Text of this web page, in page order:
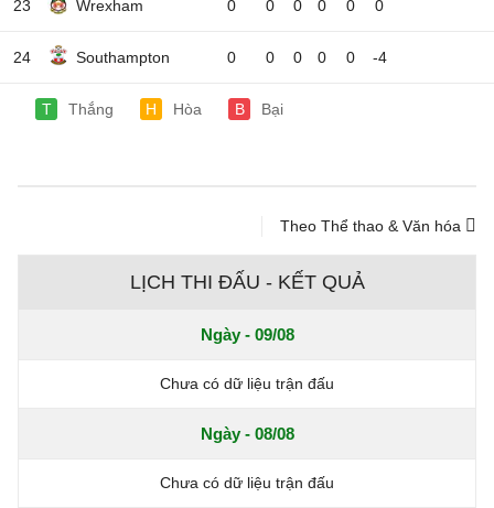
23 Wrexham 0 0 0 0 0 0
24 Southampton 0 0 0 0 0 -4
T Thắng H Hòa B Bại
Theo Thể thao & Văn hóa
LỊCH THI ĐẤU - KẾT QUẢ
Ngày - 09/08
Chưa có dữ liệu trận đấu
Ngày - 08/08
Chưa có dữ liệu trận đấu